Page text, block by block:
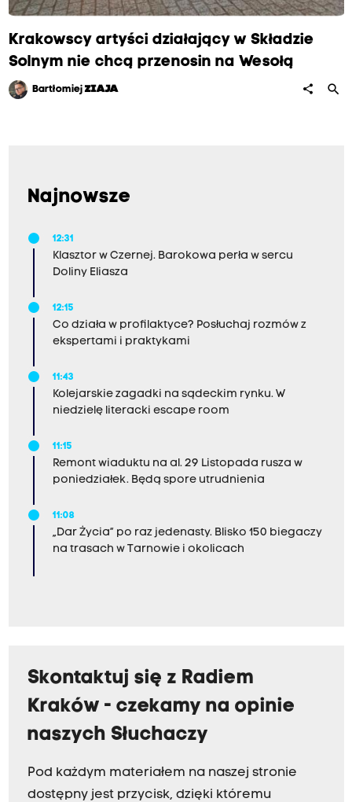
Krakowscy artyści działający w Składzie
Solnym nie chcą przenosin na Wesołą
BartłomiejZIAJA share search
Najnowsze
12:31
Klasztor w Czernej. Barokowa perła w sercu
Doliny Eliasza
12:15
Co działa w profilaktyce? Posłuchaj rozmów z
ekspertami i praktykami
11:43
Kolejarskie zagadki na sądeckim rynku. W
niedzielę literacki escape room
11:15
Remont wiaduktu na al. 29 Listopada rusza w
poniedziałek. Będą spore utrudnienia
11:08
„Dar Życia” po raz jedenasty. Blisko 150 biegaczy
na trasach w Tarnowie i okolicach
Skontaktuj się z Radiem
Kraków - czekamy na opinie
naszych Słuchaczy
Pod każdym materiałem na naszej stronie
dostępny jest przycisk, dzięki któremu